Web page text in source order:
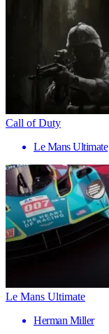
Call of Duty
Le Mans Ultimate
Le Mans Ultimate
Herman Miller